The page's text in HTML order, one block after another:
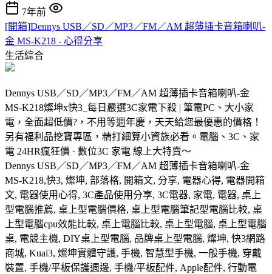
7年前
[開箱]Dennys USB／SD／MP3／FM／AM 超薄插卡音箱喇叭-
金 MS-K218 - 心得分享
生活綜合
Dennys USB／SD／MP3／FM／AM 超薄插卡音箱喇叭-金
MS-K218燦坤x快3_每日嚴選3C家電下殺 | 筆電PC、大小家
電，全面超低價?，不用等週年慶，天天給您最優惠的價格！
另有福利品挖寶專區，精打細算小資族必看。電腦、3C、家
電 24HR瘋狂價 · 數位3C 家電 線上大特賣～
Dennys USB／SD／MP3／FM／AM 超薄插卡音箱喇叭-金
MS-K218,快3, 燦坤, 部落格, 開箱文, 分享, 電器心得, 電器開箱
文, 電器使用心得, 3C產品使用分享, 3C電器, 家電, 電器, 桌上
型電腦推薦, 桌上型電腦價格, 桌上型電腦筆記型電腦比較, 桌
上型電腦cpu效能比較, 桌上電腦比較, 桌上型電腦, 桌上型電腦
桌, 電競主機, DIY桌上型電腦, 品牌桌上型電腦, 燦坤, 快3網路
商城, Kuai3, 燦坤實體守護, 手機, 智慧型手機, 一般手機, 穿戴
裝置, 手機/平板保護週邊, 手機/平板配件, Apple配件, 行動電